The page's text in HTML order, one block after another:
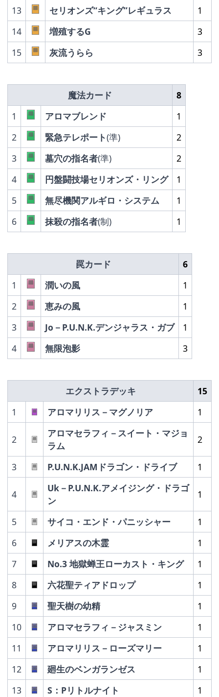
13 セリオンズ“キング”レギュラス
1
14
増殖するG
3
15
灰流うらら 3
魔法カード
8
1
アロマブレンド
1
2
緊急テレポート(準)
2
3
墓穴の指名者(準)
2
4
円盤闘技場セリオンズ・リング
1
5
無尽機関アルギロ・システム
1
6
抹殺の指名者(制) 1
罠カード
6
1
潤いの風
1
2
恵みの風
1
3
Jo－P.U.N.K.デンジャラス・ガブ
1
4
無限泡影 3
エクストラデッキ
15
1
アロマリリス－マグノリア 1
2
アロマセラフィ－スイート・マジョ
ラム
2
3 P.U.N.K.JAMドラゴン・ドライブ 1
4
Uk－P.U.N.K.アメイジング・ドラゴ
ン
1
5 サイコ・エンド・パニッシャー
1
6
メリアスの木霊
1
7
No.3 地獄蝉王ローカスト・キング
1
8
六花聖ティアドロップ
1
9
聖天樹の幼精
1
10
アロマセラフィ－ジャスミン
1
11
アロマリリス－ローズマリー
1
12
廻生のベンガランゼス
1
13
S：Pリトルナイト
1